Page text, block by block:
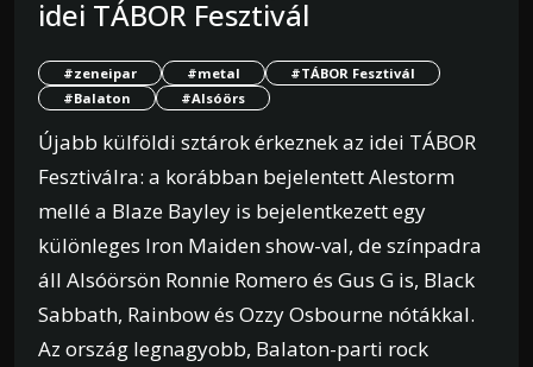
idei TÁBOR Fesztivál
#zeneipar #metal
#TÁBOR Fesztivál
#Balaton
#Alsóörs
Újabb külföldi sztárok érkeznek az idei TÁBOR
Fesztiválra: a korábban bejelentett Alestorm
mellé a Blaze Bayley is bejelentkezett egy
különleges Iron Maiden show-val, de színpadra
áll Alsóörsön Ronnie Romero és Gus G is, Black
Sabbath, Rainbow és Ozzy Osbourne nótákkal.
Az ország legnagyobb, Balaton-parti rock